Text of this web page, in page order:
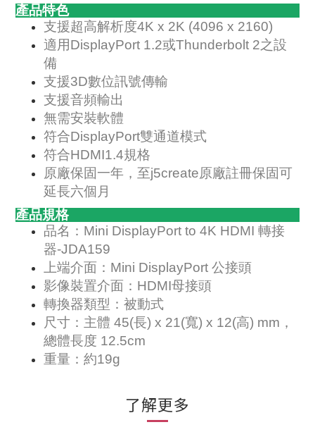
產品特色
支援超高解析度4K x 2K (4096 x 2160)
適用DisplayPort 1.2或Thunderbolt 2之設
備
支援3D數位訊號傳輸
支援音頻輸出
無需安裝軟體
符合DisplayPort雙通道模式
符合HDMI1.4規格
原廠保固一年，至j5create原廠註冊保固可
延長六個月
產品規格
品名：Mini DisplayPort to 4K HDMI 轉接
器-JDA159
上端介面：Mini DisplayPort 公接頭
影像裝置介面：HDMI母接頭
轉換器類型：被動式
尺寸：主體 45(長) x 21(寬) x 12(高) mm，
總體長度 12.5cm
重量：約19g
了解更多